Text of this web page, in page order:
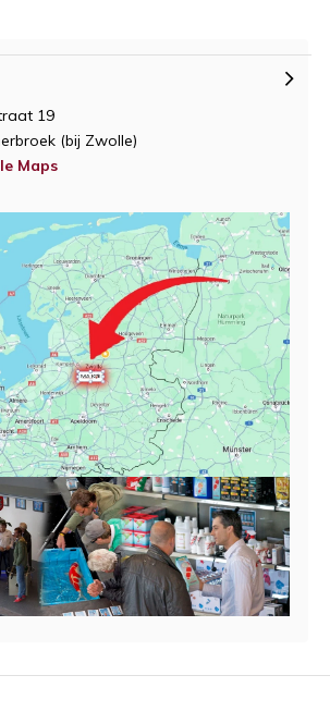
19
(bij Zwolle)
Maps